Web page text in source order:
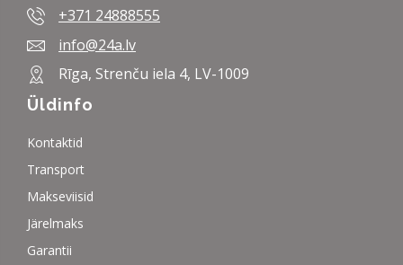
+371 24888555
info@24a.lv
Rīga, Strenču iela 4, LV-1009
Üldinfo
Kontaktid
Transport
Makseviisid
Järelmaks
Garantii